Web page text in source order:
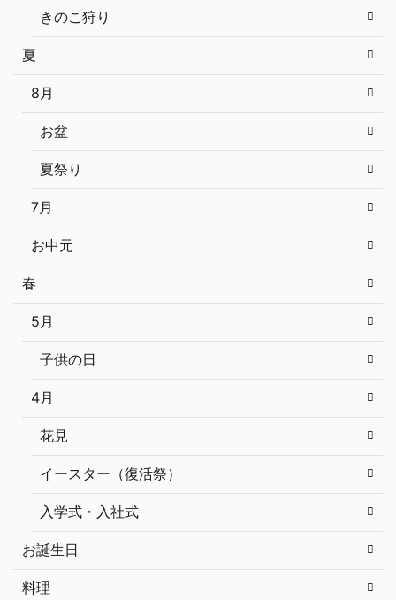
きのこ狩り
夏
8月
お盆
夏祭り
7月
お中元
春
5月
子供の日
4月
花見
イースター（復活祭）
入学式・入社式
お誕生日
料理